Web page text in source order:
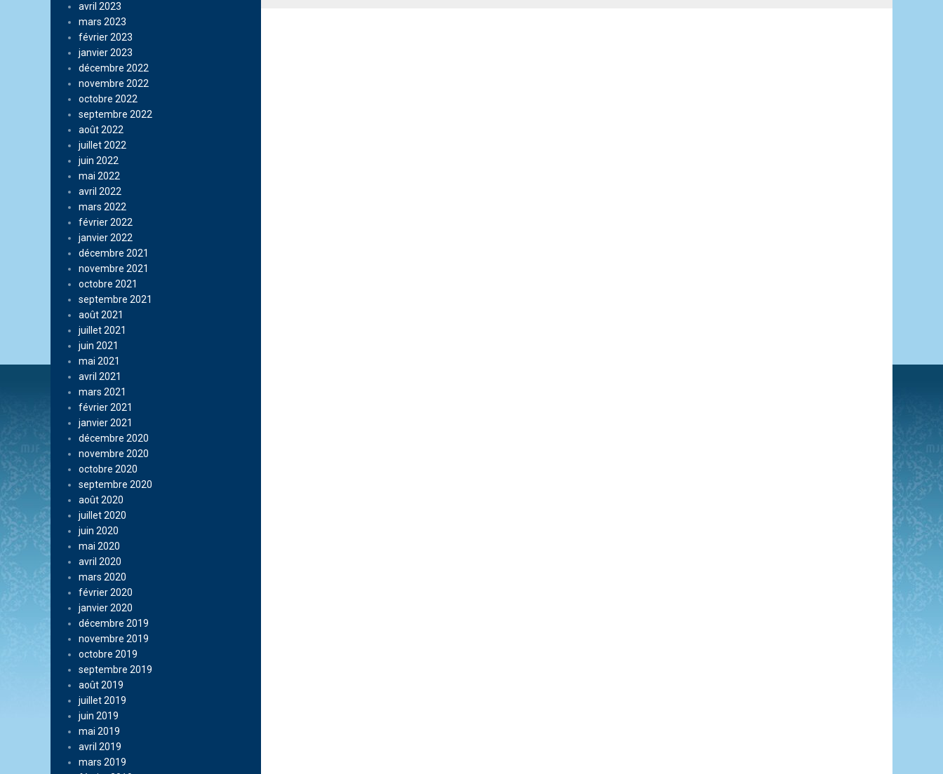
avril 2023
mars 2023
février 2023
janvier 2023
décembre 2022
novembre 2022
octobre 2022
septembre 2022
août 2022
juillet 2022
juin 2022
mai 2022
avril 2022
mars 2022
février 2022
janvier 2022
décembre 2021
novembre 2021
octobre 2021
septembre 2021
août 2021
juillet 2021
juin 2021
mai 2021
avril 2021
mars 2021
février 2021
janvier 2021
décembre 2020
novembre 2020
octobre 2020
septembre 2020
août 2020
juillet 2020
juin 2020
mai 2020
avril 2020
mars 2020
février 2020
janvier 2020
décembre 2019
novembre 2019
octobre 2019
septembre 2019
août 2019
juillet 2019
juin 2019
mai 2019
avril 2019
mars 2019